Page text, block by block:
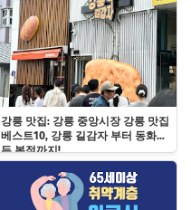
강릉 맛집: 강릉 중앙시장 강릉 맛집
베스트10, 강릉 길감자 부터 동화가
든 본점까지!